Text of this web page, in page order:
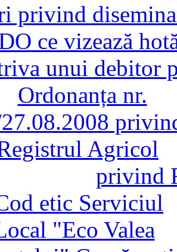
privind
ce vizează
unui debitor
privind